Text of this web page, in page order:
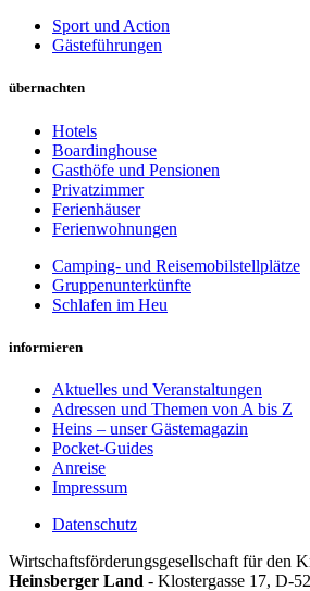
Sport und Action
Gästeführungen
übernachten
Hotels
Boardinghouse
Gasthöfe und Pensionen
Privatzimmer
Ferienhäuser
Ferienwohnungen
Camping- und Reisemobilstellplätze
Gruppenunterkünfte
Schlafen im Heu
informieren
Aktuelles und Veranstaltungen
Adressen und Themen von A bis Z
Heins – unser Gästemagazin
Pocket-Guides
Anreise
Impressum
Datenschutz
Wirt­schafts­för­der­ungs­ge­sell­schaft für den
Heinsberger Land - Kloster­gasse 17, D-